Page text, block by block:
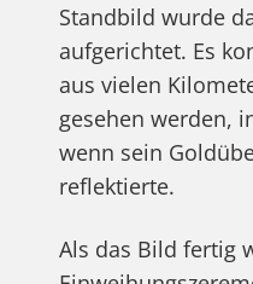
Standbild wurde
aufgerichtet. Es
aus vielen
gesehen werden,
wenn sein
reflektierte.
Als das Bild fertig